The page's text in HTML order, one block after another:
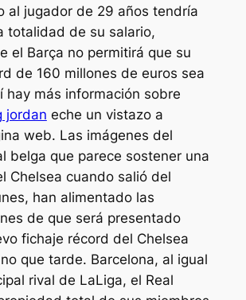
al jugador de 29 años tendría
totalidad de su salario,
el Barça no permitirá que su
de 160 millones de euros sea
hay más información sobre
jordan eche un vistazo a
web. Las imágenes del
belga que parece sostener una
Chelsea cuando salió del
han alimentado las
de que será presentado
fichaje récord del Chelsea
que tarde. Barcelona, al igual
rival de LaLiga, el Real